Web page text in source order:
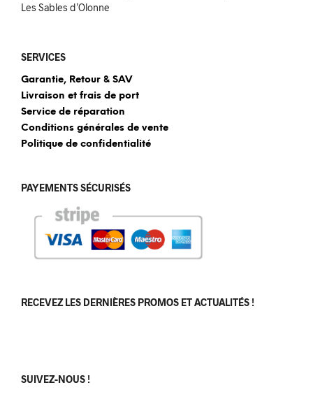
Les Sables d’Olonne
SERVICES
Garantie, Retour & SAV
Livraison et frais de port
Service de réparation
Conditions générales de vente
Politique de confidentialité
PAYEMENTS SÉCURISÉS
RECEVEZ LES DERNIÈRES PROMOS ET ACTUALITÉS !
SUIVEZ-NOUS !